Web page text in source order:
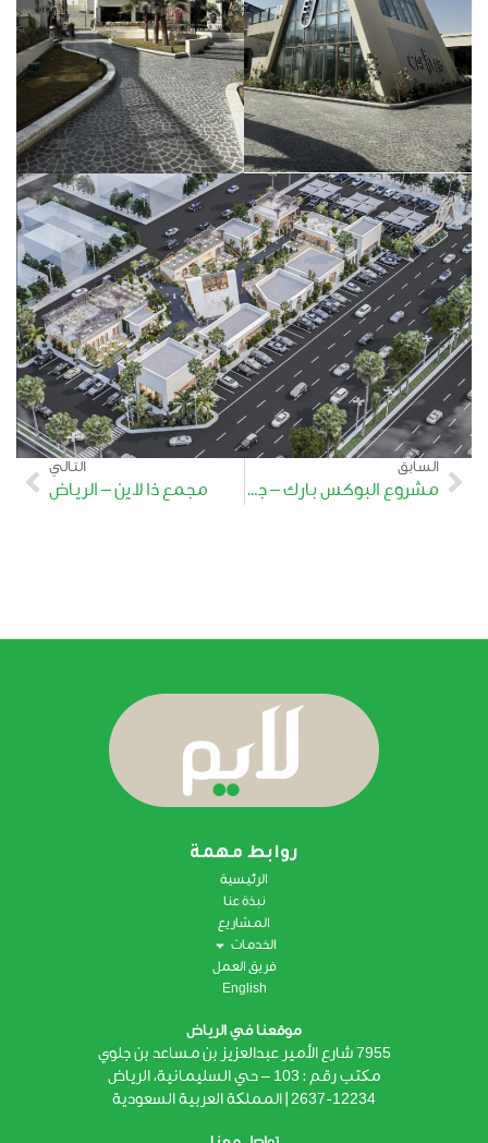
السابق
مشروع البوكس بارك – جدة
التالي
مجمع ذا لاين – الرياض
روابط مهمة
الرئيسية
نبذة عنا
المشاريع
الخدمات
فريق العمل
English
موقعنا في الرياض
7955 شارع الأمیر عبدالعزیز بن مساعد بن جلوي
مکتب رقم : 103 – حي السلیمانیة, الریاض
2637-12234 | المملکة العربیة السعودیة